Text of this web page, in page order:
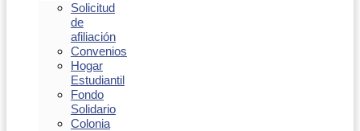
Solicitud
de
afiliación
Convenios
Hogar
Estudiantil
Fondo
Solidario
Colonia